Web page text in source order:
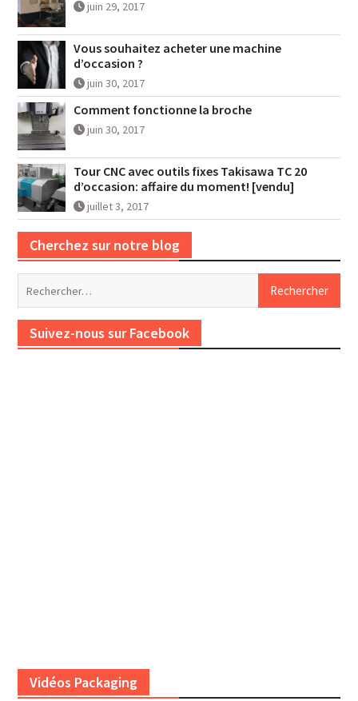
juin 29, 2017
Vous souhaitez acheter une machine
d’occasion ?
juin 30, 2017
Comment fonctionne la broche
juin 30, 2017
Tour CNC avec outils fixes Takisawa TC 20
d’occasion: affaire du moment! [vendu]
juillet 3, 2017
Cherchez sur notre blog
Suivez-nous sur Facebook
Vidéos Packaging